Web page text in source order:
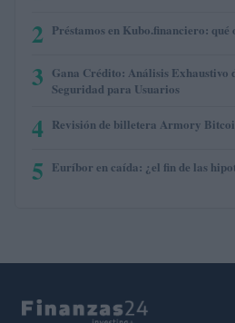
2 Préstamos en Kubo.financiero:
3 Gana Crédito: Análisis Exhaustivo
Seguridad para Usuarios
4 Revisión de billetera Armory
5 Euríbor en caída: ¿el fin de las